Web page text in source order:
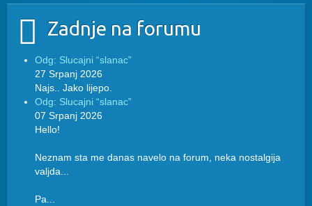
Zadnje na forumu
Odg: Slucajni “slanac”
27 Srpanj 2026
Najs.. Jako lijepo.
Odg: Slucajni “slanac”
07 Srpanj 2026
Hello!
Neznam sta me danas navelo na forum, neka nostalgija
valjda...
Pa...